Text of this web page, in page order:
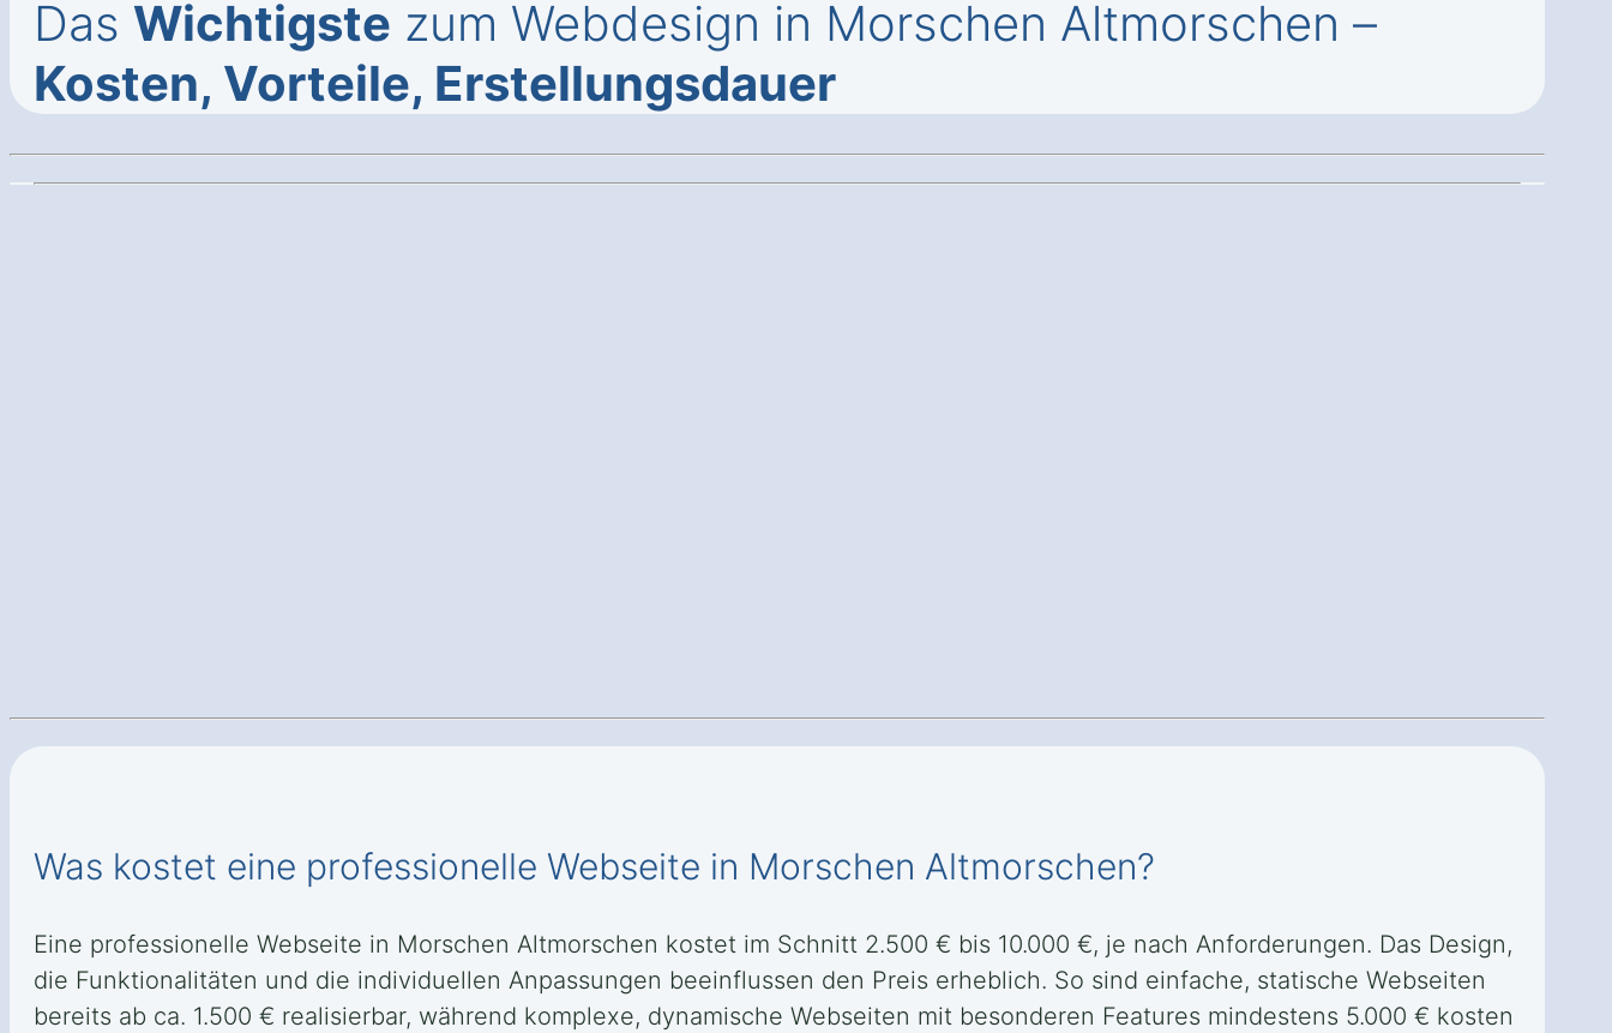
Das Wichtigste zum Webdesign in Morschen Altmorschen –
Kosten, Vorteile, Erstellungsdauer
Was kostet eine professionelle Webseite in Morschen Altmorschen?
Eine professionelle Webseite in Morschen Altmorschen kostet im Schnitt 2.500 € bis 10.000 €, je nach Anforderungen. Das Design,
die Funktionalitäten und die individuellen Anpassungen beeinflussen den Preis erheblich. So sind einfache, statische Webseiten
bereits ab ca. 1.500 € realisierbar, während komplexe, dynamische Webseiten mit besonderen Features mindestens 5.000 € kosten